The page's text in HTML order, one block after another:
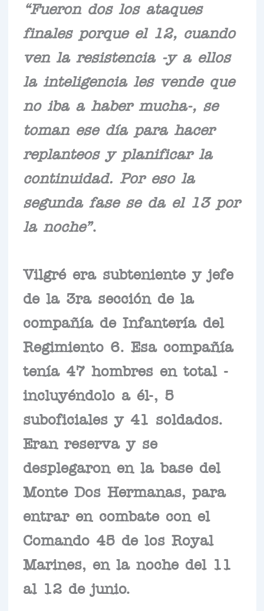
“Fueron dos los ataques
finales porque el 12, cuando
ven la resistencia -y a ellos
la inteligencia les vende que
no iba a haber mucha-, se
toman ese día para hacer
replanteos y planificar la
continuidad. Por eso la
segunda fase se da el 13 por
la noche”.
Vilgré era subteniente y jefe
de la 3ra sección de la
compañía de Infantería del
Regimiento 6. Esa compañía
tenía 47 hombres en total -
incluyéndolo a él-, 5
suboficiales y 41 soldados.
Eran reserva y se
desplegaron en la base del
Monte Dos Hermanas, para
entrar en combate con el
Comando 45 de los Royal
Marines, en la noche del 11
al 12 de junio.